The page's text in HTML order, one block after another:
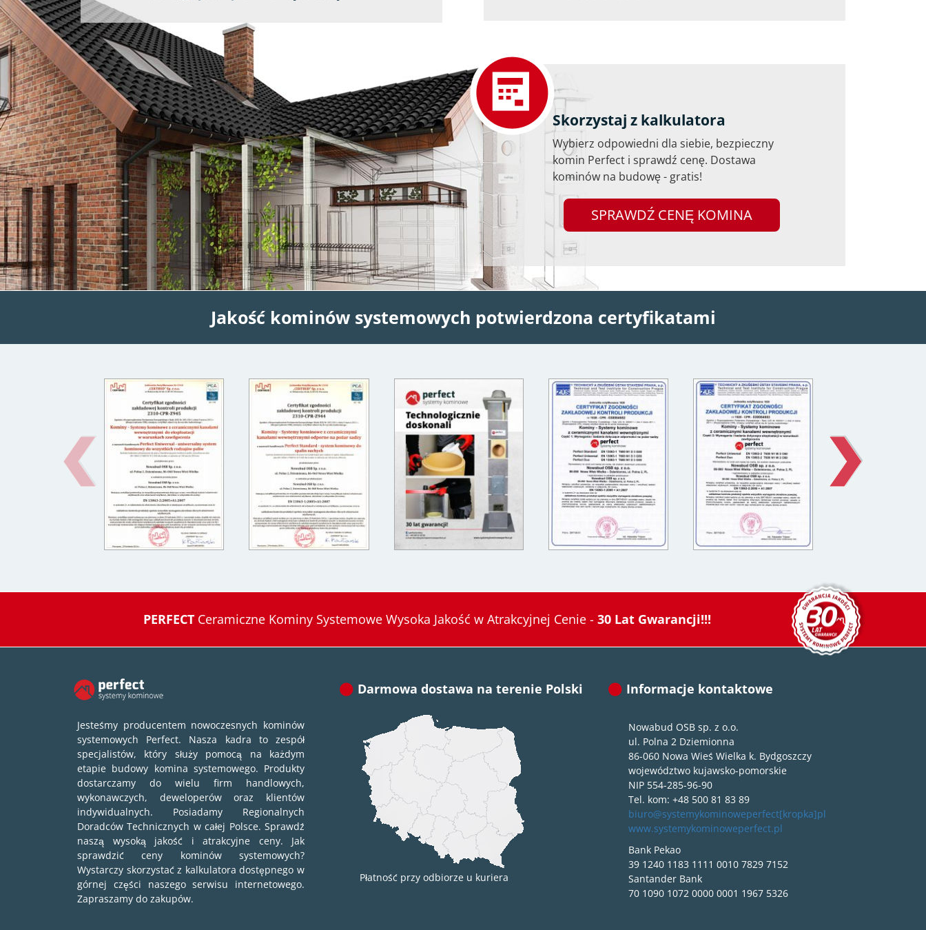
Skorzystaj z kalkulatora
Wybierz odpowiedni dla siebie, bezpieczny
komin Perfect i sprawdź cenę. Dostawa
kominów na budowę - gratis!
SPRAWDŹ CENĘ KOMINA
Jakość kominów systemowych potwierdzona certyfikatami
PERFECTCeramiczne Kominy Systemowe Wysoka Jakość w Atrakcyjnej Cenie - 30 Lat Gwarancji!!!
Jesteśmy producentem nowoczesnych kominów
systemowych Perfect. Nasza kadra to zespół
specjalistów, który służy pomocą na każdym
etapie budowy komina systemowego. Produkty
dostarczamy do wielu firm handlowych,
wykonawczych, deweloperów oraz klientów
indywidualnych. Posiadamy Regionalnych
Doradców Technicznych w całej Polsce. Sprawdź
naszą wysoką jakość i atrakcyjne ceny. Jak
sprawdzić ceny kominów systemowych?
Wystarczy skorzystać z kalkulatora dostępnego w
górnej części naszego serwisu internetowego.
Zapraszamy do zakupów.
Informacje kontaktowe
Nowabud OSB sp. z o.o.
ul. Polna 2 Dziemionna
86-060 Nowa Wieś Wielka k. Bydgoszczy
województwo kujawsko-pomorskie
NIP 554-285-96-90
Tel. kom: +48 500 81 83 89
biuro@systemykominoweperfect[kropka]pl
www.systemykominoweperfect.pl
Bank Pekao
39 1240 1183 1111 0010 7829 7152
Santander Bank
70 1090 1072 0000 0001 1967 5326
Darmowa dostawa na terenie Polski
Płatność przy odbiorze u kuriera